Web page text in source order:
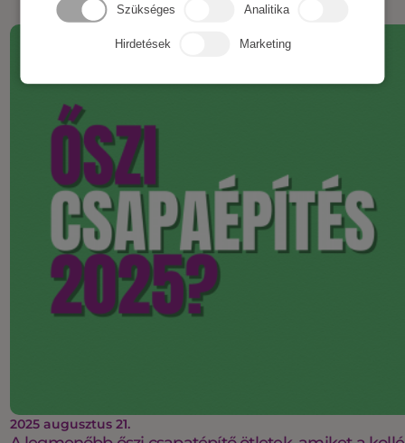
2025 augusztus 21.
Szükséges Analitika
Hirdetések Marketing